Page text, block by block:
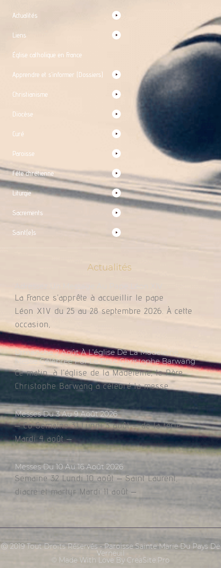
Actualités
Liens
Église catholique en France
Apprendre et s’informer (Dossiers)
Christianisme
Diocèse
Curé
Paroisse
Fête chrétienne
Liturgie
Sacrements
Saint(e)s
Actualités
La France s’apprête à accueillir le pape
Léon XIV du 25 au 28 septembre 2026. À cette
occasion,
Dimanche 2 Août À L’église De La Madeleine,
Messe Célébrée Par Le Père Christophe Barwang
Ce matin, à l’église de la Madeleine, le Père
Christophe Barwang a célébré la messe.
Messes Du 3 Au 9 Août 2026
– Co Semaine 31 Lundi 3 août – de la férie
Mardi 4 août –
Messes Du 10 Au 16 Août 2026
Semaine 32 Lundi 10 août – Saint Laurent,
diacre et martyr Mardi 11 août –
Ⓒ 2019 Tout Droits Réservés - Paroisse Sainte Marie Du Pays De
Verneuil
© Made With Love By CreaSite.Pro